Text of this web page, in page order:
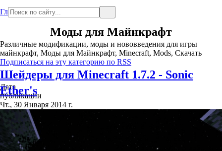
Главная
Моды для Майнкрафт
Различные модификации, моды и нововведения для игры
майнкрафт, Моды для Майнкрафт, Minecraft, Mods, Скачать
Подписаться на эту категорию по RSS
Шейдеры для Minecraft 1.7.2 - Sonic
Ether's
Дата
публикации
Чт., 30 Января 2014 г.